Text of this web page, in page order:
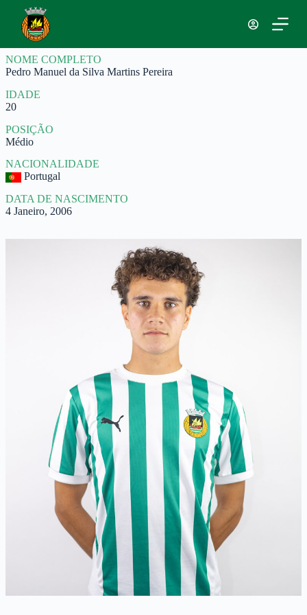
a
r
p
r
a
o
c
o
n
t
e
ú
d
NOME COMPLETO
Pedro Manuel da Silva Martins Pereira
IDADE
20
POSIÇÃO
Médio
NACIONALIDADE
Portugal
DATA DE NASCIMENTO
4 Janeiro, 2006